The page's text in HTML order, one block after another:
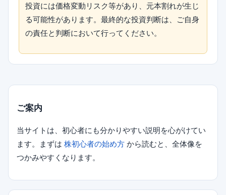
投資には価格変動リスク等があり、元本割れが生じ
る可能性があります。最終的な投資判断は、ご自身
の責任と判断において行ってください。
ご案内
当サイトは、初心者にも分かりやすい説明を心がけてい
ます。まずは 株初心者の始め方 から読むと、全体像を
つかみやすくなります。